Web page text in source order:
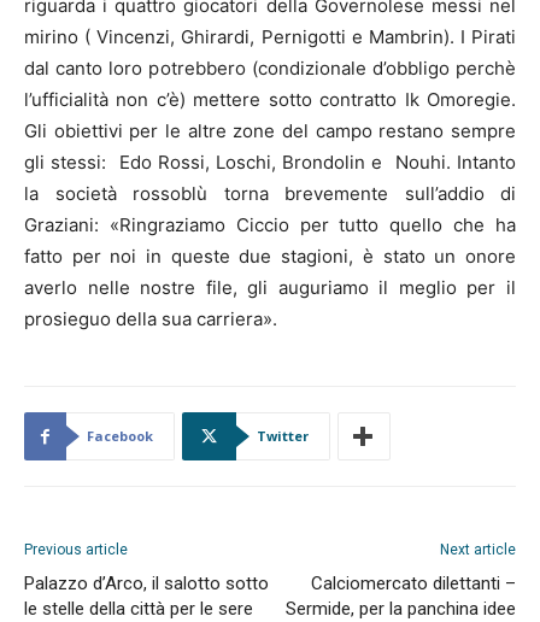
riguarda i quattro giocatori della Governolese messi nel
mirino ( Vincenzi, Ghirardi, Pernigotti e Mambrin). I Pirati
dal canto loro potrebbero (condizionale d’obbligo perchè
l’ufficialità non c’è) mettere sotto contratto Ik Omoregie.
Gli obiettivi per le altre zone del campo restano sempre
gli stessi: Edo Rossi, Loschi, Brondolin e Nouhi. Intanto
la società rossoblù torna brevemente sull’addio di
Graziani: «Ringraziamo Ciccio per tutto quello che ha
fatto per noi in queste due stagioni, è stato un onore
averlo nelle nostre file, gli auguriamo il meglio per il
prosieguo della sua carriera».
Facebook Twitter
Previous article
Palazzo d’Arco, il salotto sotto
le stelle della città per le sere
Next article
Calciomercato dilettanti –
Sermide, per la panchina idee